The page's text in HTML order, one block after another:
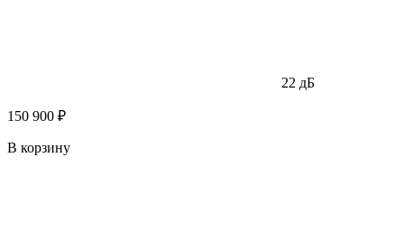
22 дБ
150 900 ₽
В корзину